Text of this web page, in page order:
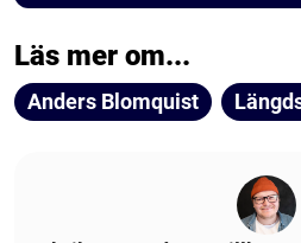
Läs mer om...
Anders Blomquist